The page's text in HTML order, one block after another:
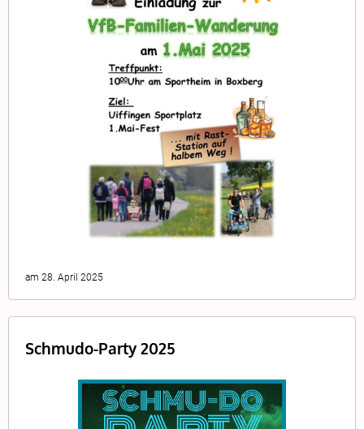
am 28. April 2025
Schmudo-Party 2025